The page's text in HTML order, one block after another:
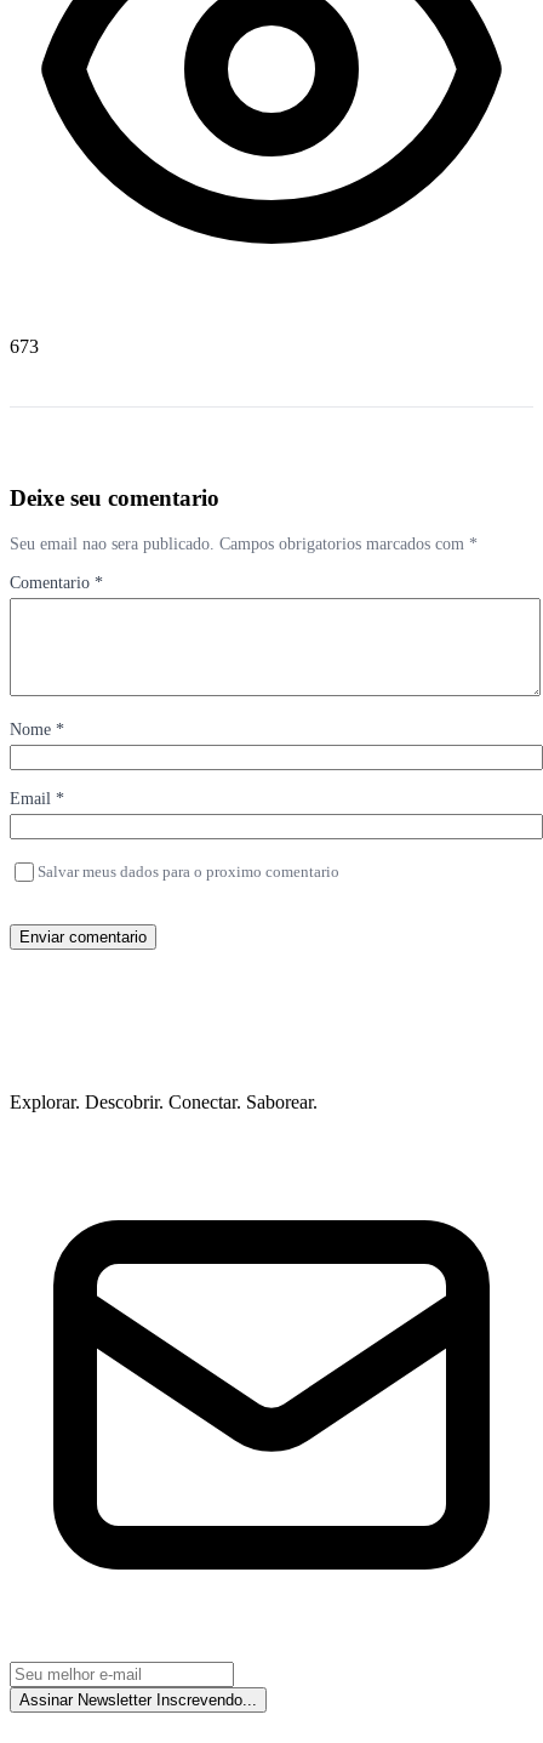
673
Deixe seu comentario
Seu email nao sera publicado. Campos obrigatorios marcados com *
Comentario *
Nome *
Email *
Salvar meus dados para o proximo comentario
Enviar comentario
Explorar. Descobrir. Conectar. Saborear.
Assinar Newsletter Inscrevendo...